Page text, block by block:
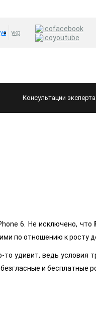
укр
Консультации эксперта
6. Не исключено, что
по отношению к росту
удивит, ведь условия
и бесплатные